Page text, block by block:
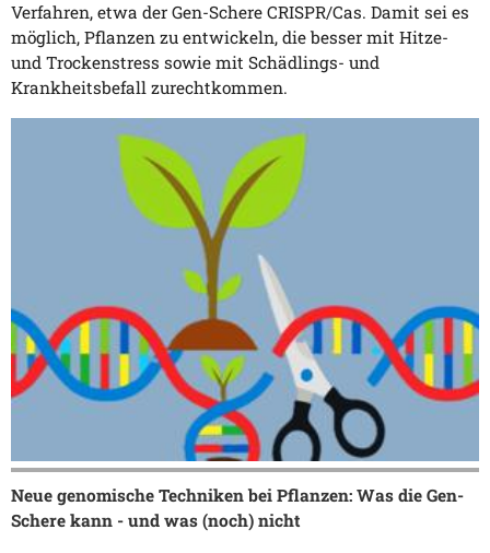
Verfahren, etwa der Gen-Schere CRISPR/Cas. Damit sei es
möglich, Pflanzen zu entwickeln, die besser mit Hitze-
und Trockenstress sowie mit Schädlings- und
Krankheitsbefall zurechtkommen.
Neue genomische Techniken bei Pflanzen: Was die Gen-
Schere kann - und was (noch) nicht